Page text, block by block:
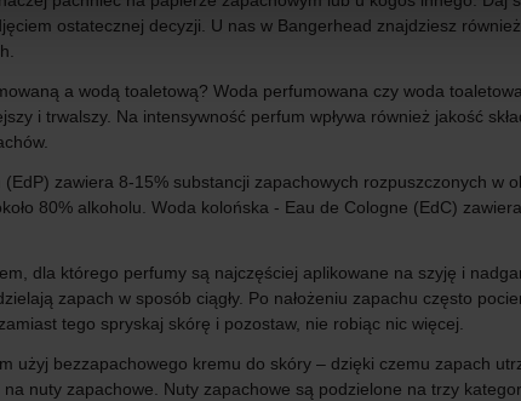
ostatecznej decyzji. U nas w Bangerhead znajdziesz
a wodą toaletową? Woda perfumowana czy woda
i trwalszy. Na intensywność perfum wpływa również jakość
zawiera 8-15% substancji zapachowych rozpuszczonych w
80% alkoholu. Woda kolońska - Eau de Cologne (EdC)
dla którego perfumy są najczęściej aplikowane na szyję i
zapach w sposób ciągły. Po nałożeniu zapachu często
tego spryskaj skórę i pozostaw, nie robiąc nic więcej.
użyj bezzapachowego kremu do skóry – dzięki czemu zapach
nuty zapachowe. Nuty zapachowe są podzielone na trzy